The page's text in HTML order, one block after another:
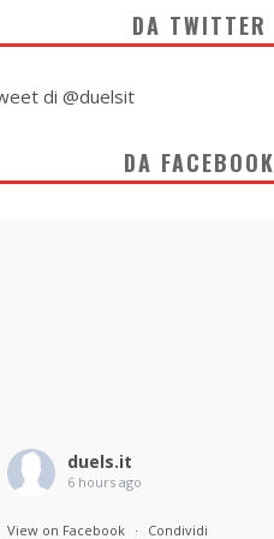
DA TWITTER
di @duelsit
DA FACEBOOK
duels.it
6 hours ago
View on Facebook · Condividi